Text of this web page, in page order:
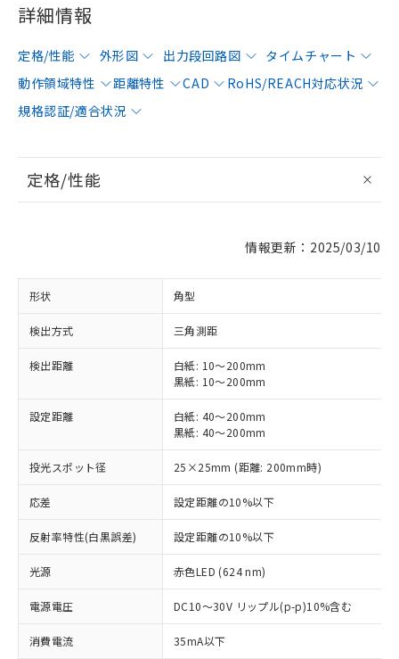
詳細情報
定格/性能 外形図 出力段回路図
タイムチャート
動作領域特性
距離特性 CAD
RoHS/REACH対応状況
規格認証/適合状況
定格/性能
情報更新：2025/03/10
形状 角型
検出方式 三角測距
検出距離
白紙: 10～200mm
黒紙: 10～200mm
設定距離
白紙: 40～200mm
黒紙: 40～200mm
投光スポット径 25×25mm (距離: 200mm時)
応差 設定距離の10%以下
反射率特性(白黒誤差) 設定距離の10%以下
光源 赤色LED (624 nm)
電源電圧 DC10～30V リップル(p-p)10%含む
消費電流 35mA以下